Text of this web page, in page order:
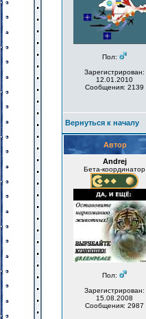
Пол:
Зарегистрирован:
12.01.2010
Сообщения: 2139
Вернуться к началу
Автор
Andrej
Бета-координатор
Пол:
Зарегистрирован:
15.08.2008
Сообщения: 2987